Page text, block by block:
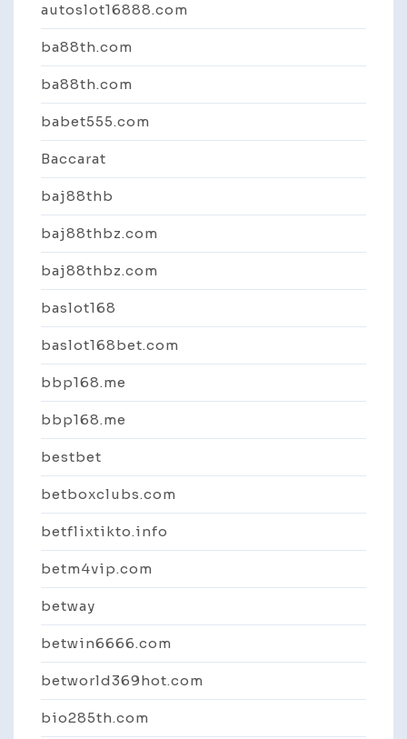
autoslot16888.com
ba88th.com
ba88th.com
babet555.com
Baccarat
baj88thb
baj88thbz.com
baj88thbz.com
baslot168
baslot168bet.com
bbp168.me
bbp168.me
bestbet
betboxclubs.com
betflixtikto.info
betm4vip.com
betway
betwin6666.com
betworld369hot.com
bio285th.com